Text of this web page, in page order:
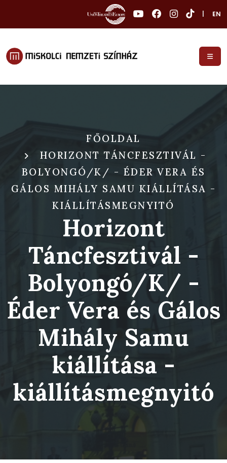
EN
FŐOLDAL
HORIZONT TÁNCFESZTIVÁL -
BOLYONGÓ/K/ - ÉDER VERA ÉS
GÁLOS MIHÁLY SAMU KIÁLLÍTÁSA -
KIÁLLÍTÁSMEGNYITÓ
Horizont
Táncfesztivál -
Bolyongó/K/ -
Éder Vera és Gálos
Mihály Samu
kiállítása -
kiállításmegnyitó